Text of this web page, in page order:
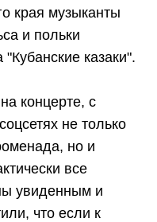
края музыканты
и польки
казаки".
концерте, с
не только
но и
все
увиденным и
что если к